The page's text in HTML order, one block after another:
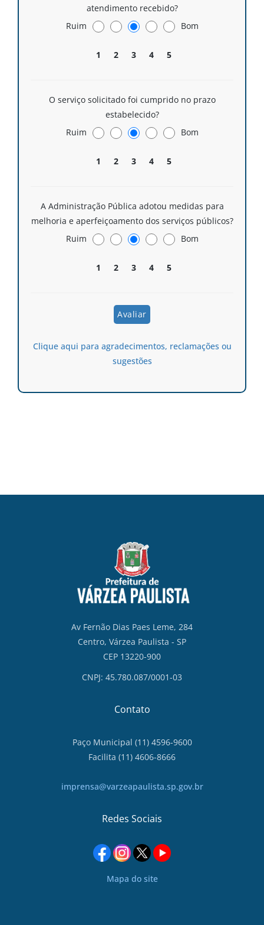
atendimento recebido?
Ruim
1 2 3 4 5
Bom
O serviço solicitado foi cumprido no prazo
estabelecido?
Ruim
1 2 3 4 5
Bom
A Administração Pública adotou medidas para
melhoria e aperfeiçoamento dos serviços públicos?
Ruim
1 2 3 4 5
Bom
Clique aqui para agradecimentos, reclamações ou
sugestões
Av Fernão Dias Paes Leme, 284
Centro, Várzea Paulista - SP
CEP 13220-900
CNPJ: 45.780.087/0001-03
Contato
Paço Municipal (11) 4596-9600
Facilita (11) 4606-8666
imprensa@varzeapaulista.sp.gov.br
Redes Sociais
Mapa do site